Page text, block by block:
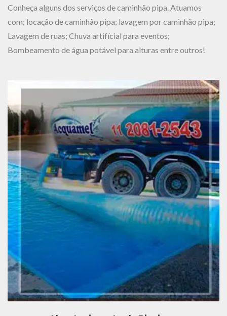
Conheça alguns dos serviços de caminhão pipa. Atuamos
com; locação de caminhão pipa; lavagem por caminhão pipa;
Lavagem de ruas; Chuva artifícial para eventos;
Bombeamento de água potável para alturas entre outros!